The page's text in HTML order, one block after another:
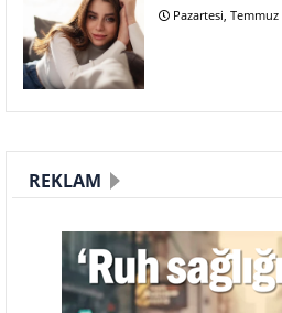
Pazartesi, Temmuz
REKLAM